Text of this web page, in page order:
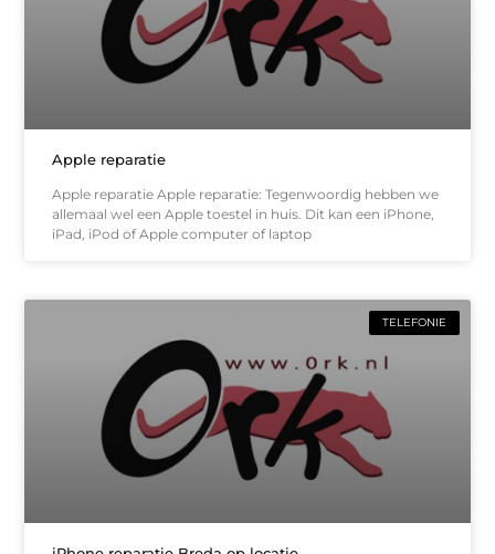
Apple reparatie
Apple reparatie Apple reparatie: Tegenwoordig hebben we
allemaal wel een Apple toestel in huis. Dit kan een iPhone,
iPad, iPod of Apple computer of laptop
TELEFONIE